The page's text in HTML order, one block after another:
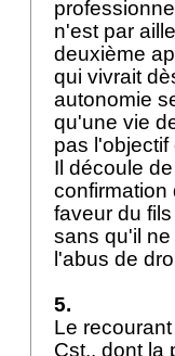
n'est par
deuxième
qui vivrait
autonomie
qu'une vie
pas
Il découle
confirmation
faveur du
sans qu'il
l'abus de
5.
Le
Cst., dont la